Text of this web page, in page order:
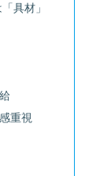
具材」
重視